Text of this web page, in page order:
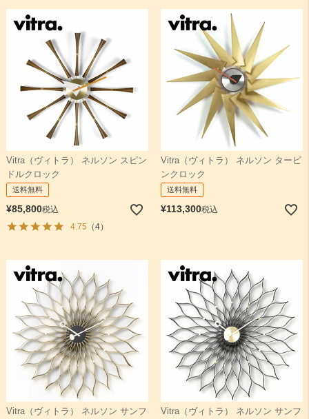
Vitra（ヴィトラ） ネルソン スピン
ドルクロック
送料無料
¥85,800税込
4.75 （4）
Vitra（ヴィトラ） ネルソン タービ
ンクロック
送料無料
¥113,300税込
Vitra（ヴィトラ） ネルソン サンフ
Vitra（ヴィトラ） ネルソン サンフ